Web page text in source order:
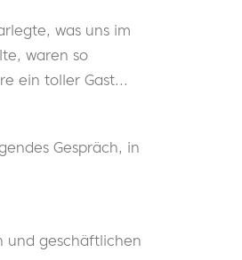
was uns im
waren so
ein toller Gast...
Gespräch, in
und geschäftlichen